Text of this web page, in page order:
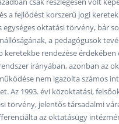
a fejlődést korszerű jogi
egységes oktatási törvény, bár
a pedagógusok
keretekbe rendezése érdekében
irányában, azonban az
nem igazolta számos
Az 1993. évi közoktatási,
törvény, jelentős társadalmi
az oktatásügy